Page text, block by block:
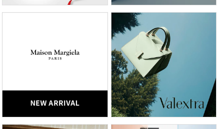
・メーカー名又は販売者名：ジバンシイ
・商品区分：化粧品
※商品の改良等により原産国等の表示内容が変更になる場合
があります。実際の原産国は商品の表示をご確認ください。